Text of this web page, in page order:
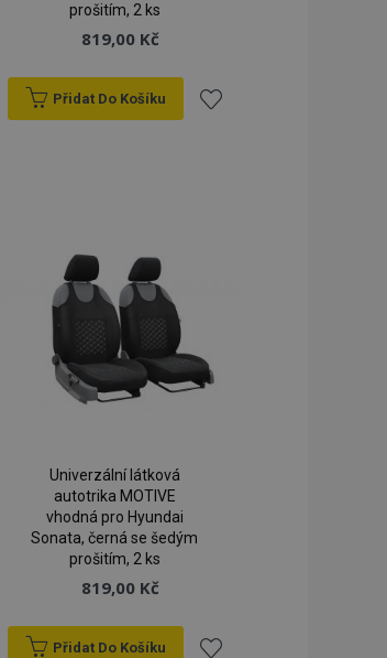
prošitím, 2 ks
819,00 Kč
Přidat Do Košíku
Univerzální látková
autotrika MOTIVE
vhodná pro Hyundai
Sonata, černá se šedým
prošitím, 2 ks
819,00 Kč
Přidat Do Košíku